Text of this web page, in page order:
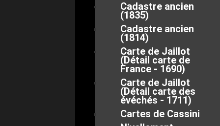
Cadastre ancien
(1835)
Cadastre ancien
(1814)
Carte de Jaillot
(Détail carte de
France - 1690)
Carte de Jaillot
(Détail carte des
évéchés - 1711)
Cartes de Cassini